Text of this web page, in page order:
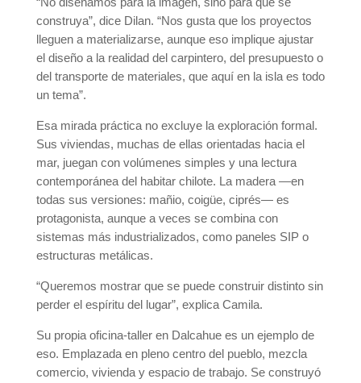
construya”, dice Dilan. “Nos gusta que los proyectos
lleguen a materializarse, aunque eso implique ajustar
el diseño a la realidad del carpintero, del presupuesto o
del transporte de materiales, que aquí en la isla es todo
un tema”.
Esa mirada práctica no excluye la exploración formal.
Sus viviendas, muchas de ellas orientadas hacia el
mar, juegan con volúmenes simples y una lectura
contemporánea del habitar chilote. La madera —en
todas sus versiones: mañio, coigüe, ciprés— es
protagonista, aunque a veces se combina con
sistemas más industrializados, como paneles SIP o
estructuras metálicas.
“Queremos mostrar que se puede construir distinto sin
perder el espíritu del lugar”, explica Camila.
Su propia oficina-taller en Dalcahue es un ejemplo de
eso. Emplazada en pleno centro del pueblo, mezcla
comercio, vivienda y espacio de trabajo. Se construyó